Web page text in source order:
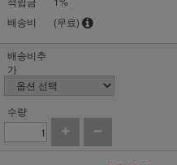
배송비
(무료)
배송비추
가
수량